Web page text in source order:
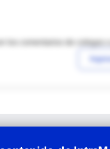
los comentarios de colegas